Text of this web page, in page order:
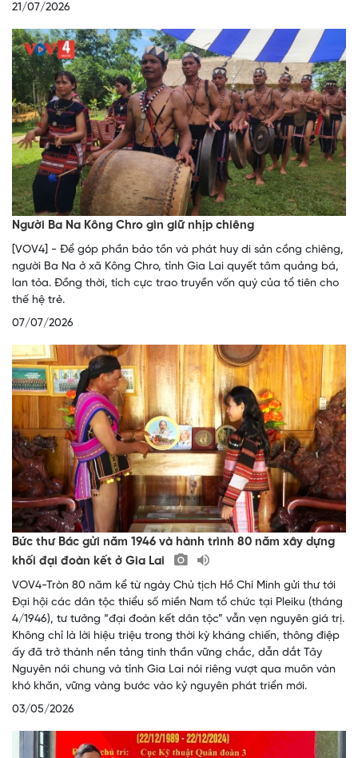
21/07/2026
Người Ba Na Kông Chro gìn giữ nhịp chiêng
[VOV4] - Để góp phần bảo tồn và phát huy di sản cồng chiêng,
người Ba Na ở xã Kông Chro, tỉnh Gia Lai quyết tâm quảng bá,
lan tỏa. Đồng thời, tích cực trao truyền vốn quý của tổ tiên cho
thế hệ trẻ.
07/07/2026
Bức thư Bác gửi năm 1946 và hành trình 80 năm xây dựng
khối đại đoàn kết ở Gia Lai
VOV4-Tròn 80 năm kể từ ngày Chủ tịch Hồ Chí Minh gửi thư tới
Đại hội các dân tộc thiểu số miền Nam tổ chức tại Pleiku (tháng
4/1946), tư tưởng “đại đoàn kết dân tộc” vẫn vẹn nguyên giá trị.
Không chỉ là lời hiệu triệu trong thời kỳ kháng chiến, thông điệp
ấy đã trở thành nền tảng tinh thần vững chắc, dẫn dắt Tây
Nguyên nói chung và tỉnh Gia Lai nói riêng vượt qua muôn vàn
khó khăn, vững vàng bước vào kỷ nguyên phát triển mới.
03/05/2026